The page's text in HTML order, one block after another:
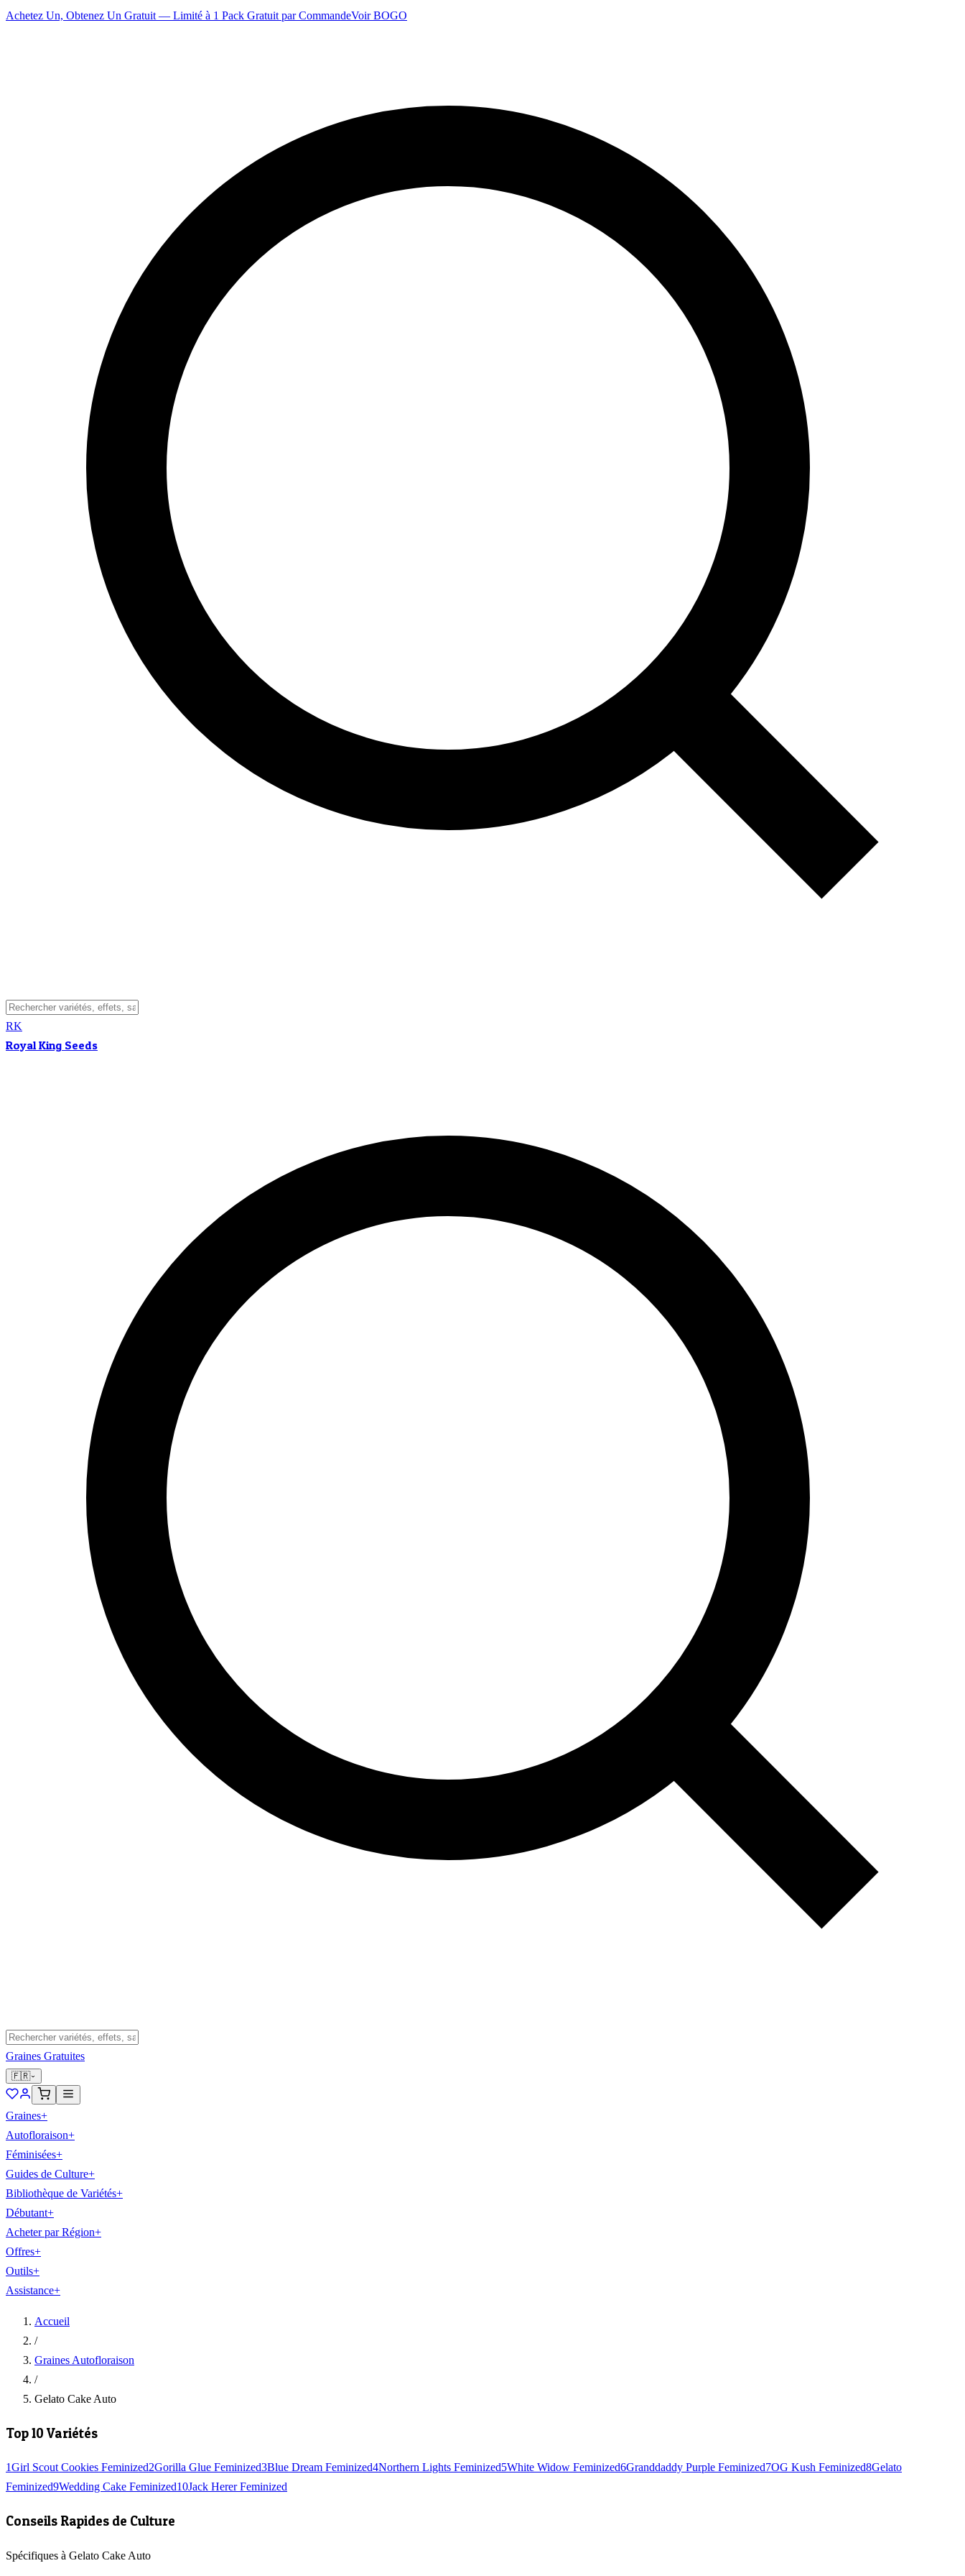
Achetez Un, Obtenez Un Gratuit — Limité à 1 Pack Gratuit par CommandeVoir BOGO
RK
Royal King Seeds
Graines Gratuites
🇫🇷
Graines+
Autofloraison+
Féminisées+
Guides de Culture+
Bibliothèque de Variétés+
Débutant+
Acheter par Région+
Offres+
Outils+
Assistance+
Accueil
/
Graines Autofloraison
/
Gelato Cake Auto
Top 10 Variétés
1Girl Scout Cookies Feminized2Gorilla Glue Feminized3Blue Dream Feminized4Northern Lights Feminized5White Widow Feminized6Granddaddy Purple Feminized7OG Kush Feminized8Gelato
Feminized9Wedding Cake Feminized10Jack Herer Feminized
Conseils Rapides de Culture
Spécifiques à Gelato Cake Auto